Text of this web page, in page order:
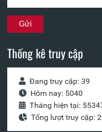
Thống kê truy cập
Đang truy cập: 39
Hôm nay: 5040
Tháng hiện tại:
Tổng lượt truy cập: